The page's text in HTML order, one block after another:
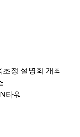
초청 설명회 개최
타워